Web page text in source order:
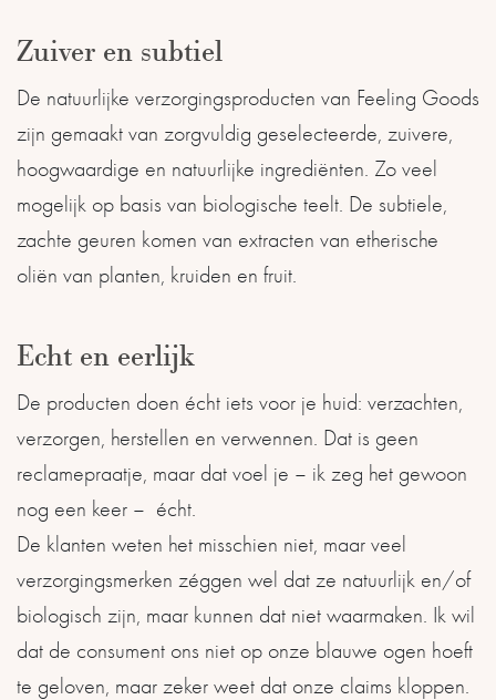
Zuiver en subtiel
De natuurlijke verzorgingsproducten van Feeling Goods
zijn gemaakt van zorgvuldig geselecteerde, zuivere,
hoogwaardige en natuurlijke ingrediënten. Zo veel
mogelijk op basis van biologische teelt. De subtiele,
zachte geuren komen van extracten van etherische
oliën van planten, kruiden en fruit.
Echt en eerlijk
De producten doen écht iets voor je huid: verzachten,
verzorgen, herstellen en verwennen. Dat is geen
reclamepraatje, maar dat voel je – ik zeg het gewoon
nog een keer – écht.
De klanten weten het misschien niet, maar veel
verzorgingsmerken zéggen wel dat ze natuurlijk en/of
biologisch zijn, maar kunnen dat niet waarmaken. Ik wil
dat de consument ons niet op onze blauwe ogen hoeft
te geloven, maar zeker weet dat onze claims kloppen.